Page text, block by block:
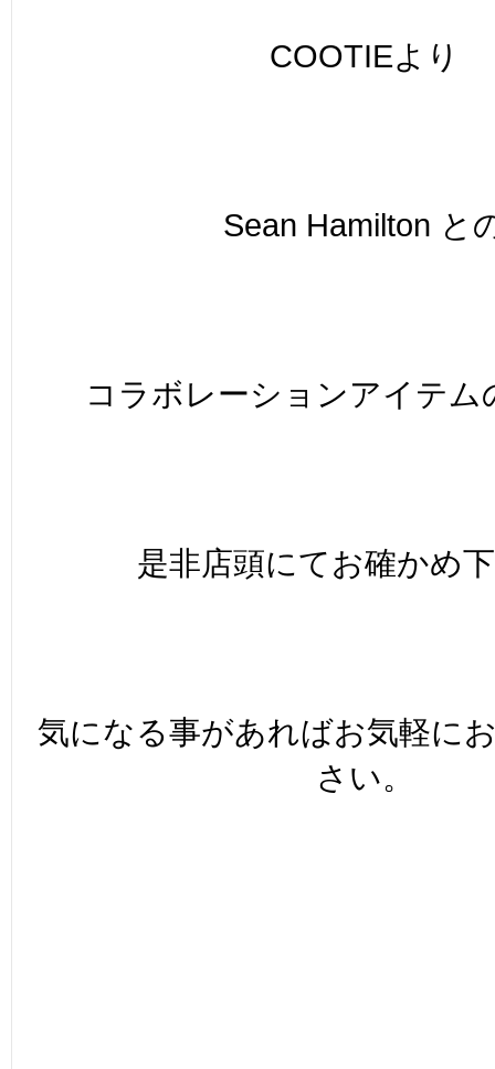
COOTIEより
Sean Hamilton と
コラボレーションアイテム
是非店頭にてお確かめ
気になる事があればお気軽に
さい。